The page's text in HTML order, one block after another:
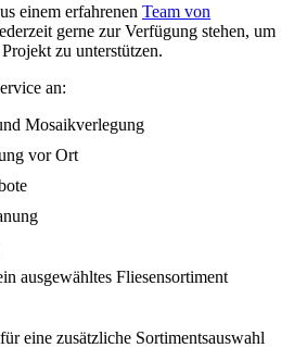
einem erfahrenen Team von
gerne zur Verfügung stehen, um
zu unterstützen.
an:
Mosaikverlegung
vor Ort
ausgewähltes Fliesensortiment
eine zusätzliche Sortimentsauswahl